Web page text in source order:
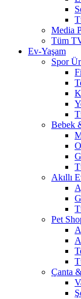
Media
Tüm
Ev-Yaşam
Spor
Bebek
Akıllı
Pet
Çanta